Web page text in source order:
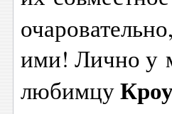
ими! Лично у
любимцу